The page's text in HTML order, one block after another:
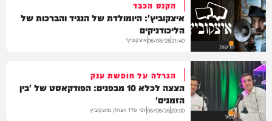
חדשות
הקנס הכבד
איצקוביץ': היומולדת של הנגיד והברכות של
הליכודניקים
21:40
06/08/26איצקוביץ'
VOD
הגרלה על חופשת ענק
הצצה לכלא 10 מבפנים: הפודקאסט של 'בין
הזמנים'
20:00
06/08/26יוסי פלד ויצחק מושקוביץ